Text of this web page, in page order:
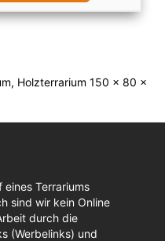
Holzterrarium 150 x 80 x
eines Terrariums
sind wir kein Online
durch die
(Werbelinks) und